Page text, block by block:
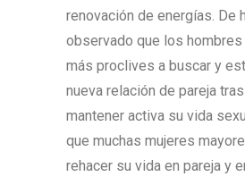
renovación de energías. De
observado que los
más proclives a buscar y
nueva relación de pareja
mantener activa su vida
que muchas mujeres
rehacer su vida en pareja y